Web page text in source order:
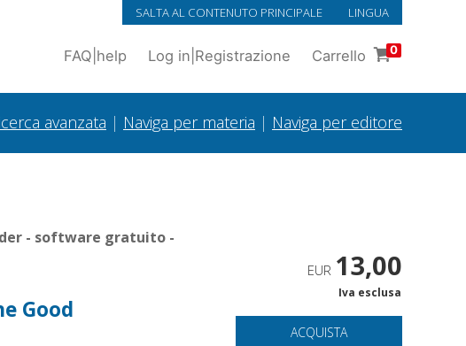
SALTA AL CONTENUTO PRINCIPALE LINGUA
FAQ help Log in Registrazione Carrello 0
avanzata | Naviga per materia | Naviga per editore
- software gratuito -
Good
EUR 13,00
Iva esclusa
ACQUISTA